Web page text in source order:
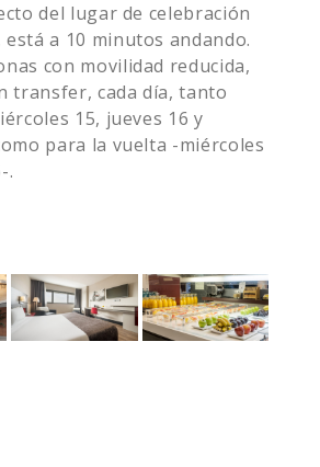
del lugar de celebración
a 10 minutos andando.
con movilidad reducida,
transfer, cada día, tanto
15, jueves 16 y
para la vuelta -miércoles
.